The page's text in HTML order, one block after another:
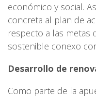
económico y social.
concreta al plan de
respecto a las metas
sostenible conexo
Desarrollo de
Como parte de la